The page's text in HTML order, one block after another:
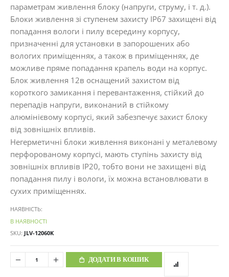
параметрам живлення блоку (напруги, струму, і т. д.).
Блоки живлення зі ступенем захисту IP67 захищені від
попадання вологи і пилу всередину корпусу,
призначенні для установки в запорошених або
вологих приміщеннях, а також в приміщеннях, де
можливе пряме попадання крапель води на корпус.
Блок живлення 12в оснащений захистом від
короткого замикання і перевантаження, стійкий до
перепадів напруги, виконаний в стійкому
алюмінієвому корпусі, який забезпечує захист блоку
від зовнішніх впливів.
Негерметичні блоки живлення виконані у металевому
перфорованому корпусі, мають ступінь захисту від
зовнішніх впливів IP20, тобто вони не захищені від
попадання пилу і вологи, їх можна встановлювати в
сухих приміщеннях.
НАЯВНІСТЬ:
В НАЯВНОСТІ
SKU JLV-12060K
ДОДАТИ В КОШИК